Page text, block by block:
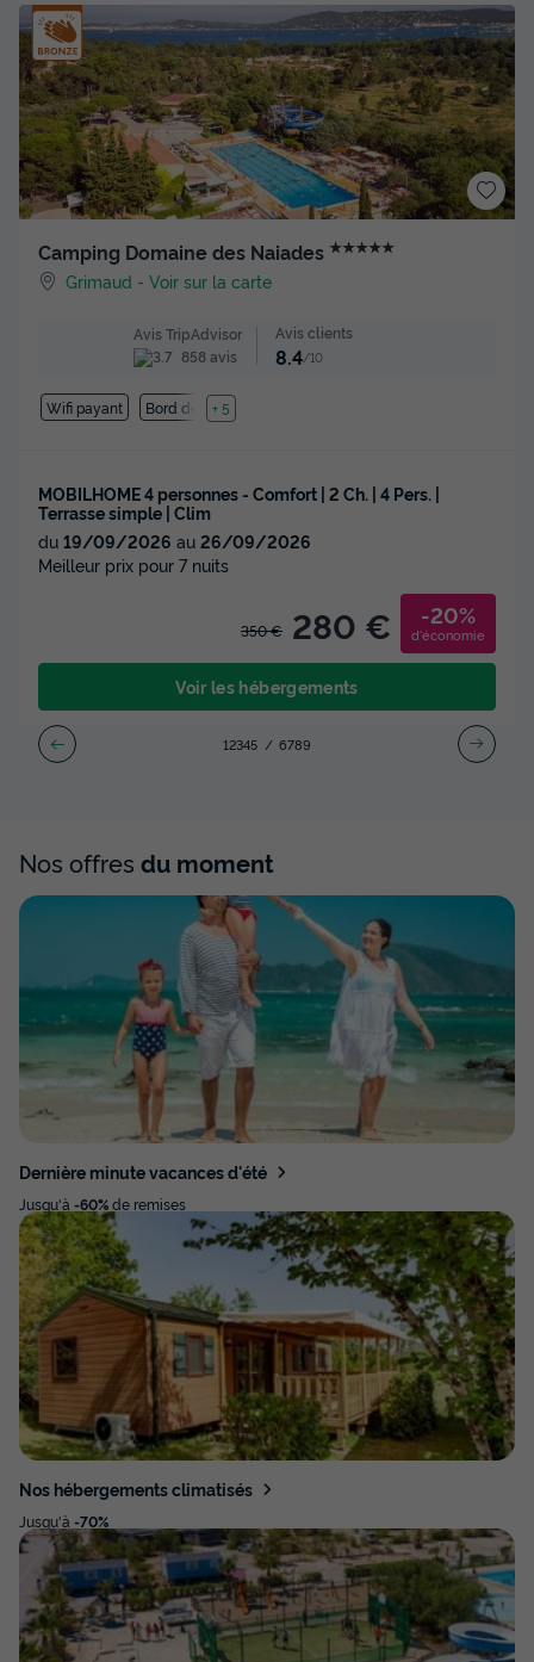
Camping Domaine des Naiades ★★★★★
Grimaud -Voir sur la carte
Avis TripAdvisor
858 avis
Avis clients
8.4/10
Wifi payant Bord de mer
+ 5
MOBILHOME 4 personnes - Comfort | 2 Ch. | 4 Pers. |
Terrasse simple | Clim
du 19/09/2026 au 26/09/2026
Meilleur prix pour 7 nuits
350 € 280 € -20%
d'économie
Voir les hébergements
12345 6789
Nos offres du moment
Dernière minute vacances d'été
Jusqu'à -60%de remises
Nos hébergements climatisés
Jusqu'à -70%